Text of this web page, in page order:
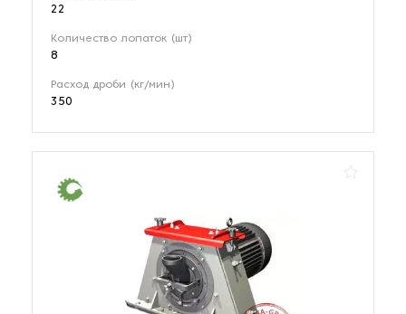
22
Количество лопаток (шт)
8
Расход дроби (кг/мин)
350